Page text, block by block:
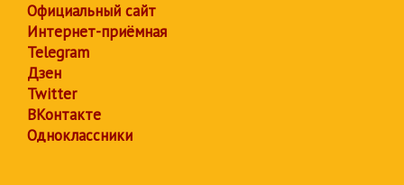
Официальный сайт
Интернет-приёмная
Telegram
Дзен
Twitter
ВКонтакте
Одноклассники